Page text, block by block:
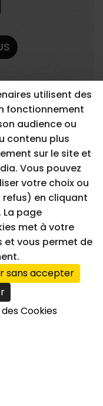
DES COOKIES
utilisent des
fonctionnement
audience ou
contenu plus
sur le site et
Vous pouvez
votre choix ou
en cliquant
page
met à votre
et vous permet de
sans accepter
Cookies